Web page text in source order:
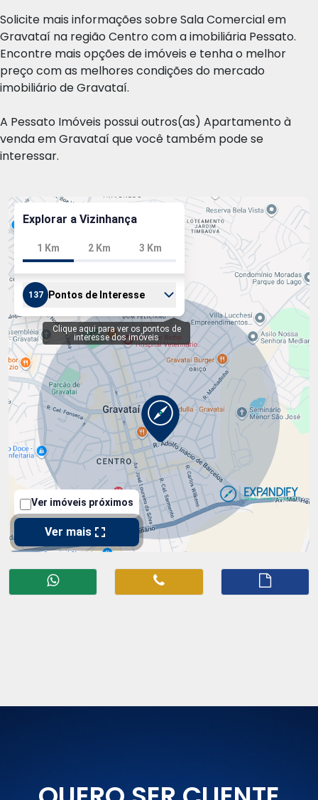
Solicite mais informações sobre Sala Comercial em
Gravataí na região Centro com a imobiliária Pessato.
Encontre mais opções de imóveis e tenha o melhor
preço com as melhores condições do mercado
imobiliário de Gravataí.
A Pessato Imóveis possui outros(as) Apartamento à
venda em Gravataí que você também pode se
interessar.